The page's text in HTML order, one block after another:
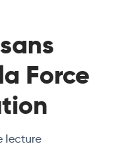
Force
lecture